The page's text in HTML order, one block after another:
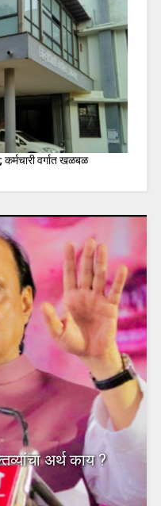
कर्मचारी वर्गात खळबळ
अर्थ काय ?